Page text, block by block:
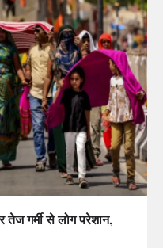
गर्मी से लोग परेशान,